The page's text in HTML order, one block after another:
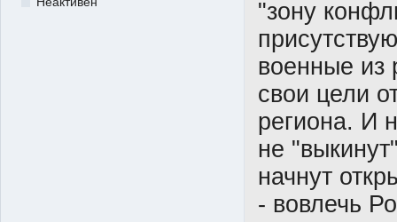
"зону
военные из
свои цели
региона. И
не
начнут
- вовлечь